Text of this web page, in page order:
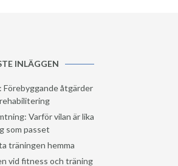
INLÄGGEN
Förebyggande åtgärder
Varför vilan är lika
som passet
träningen hemma
vid fitness och träning